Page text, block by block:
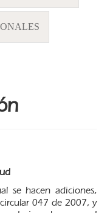
se hacen adiciones,
047 de 2007, y